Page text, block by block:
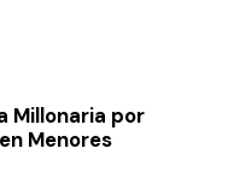
Millonaria por
Menores